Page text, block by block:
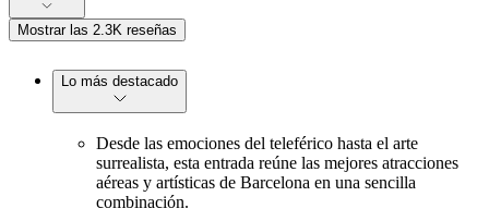
Mostrar las 2.3K reseñas
Lo más destacado
Desde las emociones del teleférico hasta el arte
surrealista, esta entrada reúne las mejores atracciones
aéreas y artísticas de Barcelona en una sencilla
combinación.